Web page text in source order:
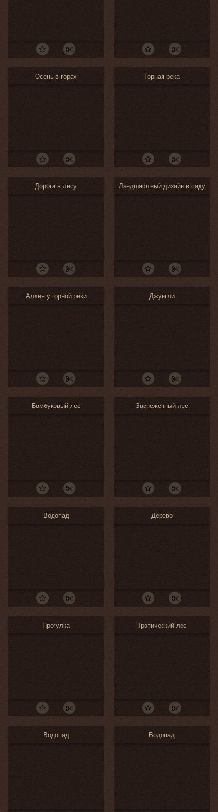
Осень в горах Горная река
Дорога в лесу Ландшафтный дизайн в саду
Аллея у горной реки Джунгли
Бамбуковый лес Заснеженный лес
Водопад Дерево
Прогулка Тропический лес
Водопад Водопад